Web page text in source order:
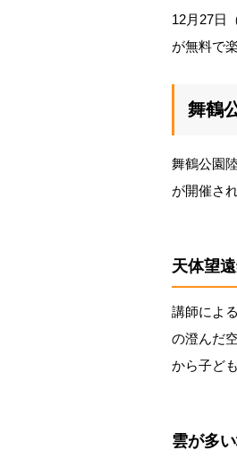
12月27日
が無料で
舞鶴
舞鶴公園
が開催さ
天体望
講師によ
の澄んだ
から子ど
雲が多